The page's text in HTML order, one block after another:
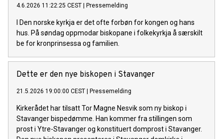
4.6.2026 11:22:25 CEST Pressemelding
I Den norske kyrkja er det ofte forbøn for kongen og hans
hus. På søndag oppmodar biskopane i folkekyrkja å særskilt
be for kronprinsessa og familien.
Dette er den nye biskopen i Stavanger
21.5.2026 19:00:00 CEST Pressemelding
Kirkerådet har tilsatt Tor Magne Nesvik som ny biskop i
Stavanger bispedømme. Han kommer fra stillingen som
prost i Ytre-Stavanger og konstituert domprost i Stavanger.